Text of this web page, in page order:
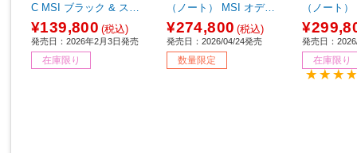
C MSI ブラック & スケ
ルトン ［15.6型 /Window
s11 Home /intel Core i5 /
メモリ：16GB /SSD：51
2GB /日本語版キーボー
¥139,800 (税込)
発売日：2026年2月3日発売
在庫限り
（ノート） MSI オデッ
セイグレイ & スケルトン
［15.6型 /Windows11 Ho
me /intel Core i7 /メモ
リ：32GB /SSD：1TB /
¥274,800 (税込)
発売日：2026/04/24発売
数量限定
（ノート） オデッセイグ
レイ & ス
6型 /
ntel Core
GB /SSD
発売日：
在庫限り